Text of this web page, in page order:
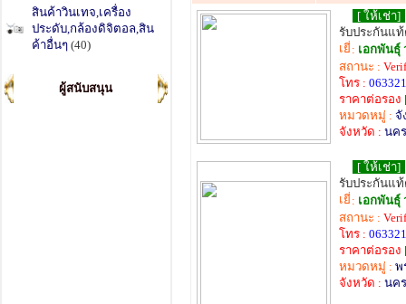
สินค้าวินเทจ,เครื่อง
ประดับ,กล้องดิจิตอล,สิน
ค้าอื่นๆ (40)
ผู้สนับสนุน
[ ให้เช่า]
รับประกันแ
: เอกพันธ์ุ
สถานะ :
โทร :
ราคาต่อรอง
หมวดหมู่ : จั
จังหวัด : นค
[ ให้เช่า]
รับประกันแ
: เอกพันธ์ุ
สถานะ :
โทร :
ราคาต่อรอง
หมวดหมู่ : พ
จังหวัด : นค